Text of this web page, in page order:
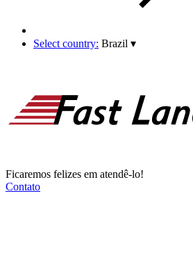
Select country: Brazil ▾
Ficaremos felizes em atendê-lo!
Contato